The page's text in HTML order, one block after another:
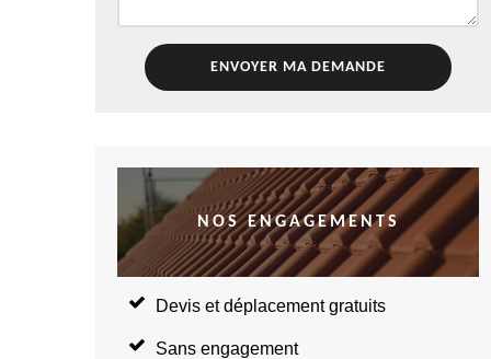
NOS ENGAGEMENTS
Devis et déplacement gratuits
Sans engagement